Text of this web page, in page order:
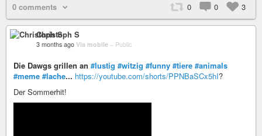
0 comments 0 0 3
Christoph S
3 months ago Via mobile – Public
Die Dawgs grillen an #lustig #witzig #funny #tiere #animals
#meme #lache... https://youtube.com/shorts/PPNBaSCx5hI?
Der Sommerhit!